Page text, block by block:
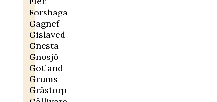
Forshaga
Gagnef
Gislaved
Gnesta
Gnosjö
Gotland
Grums
Grästorp